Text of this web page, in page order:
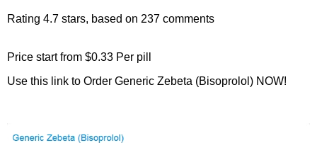
Rating 4.7 stars, based on 237 comments
Price start from $0.33 Per pill
Use this link to Order Generic Zebeta (Bisoprolol) NOW!